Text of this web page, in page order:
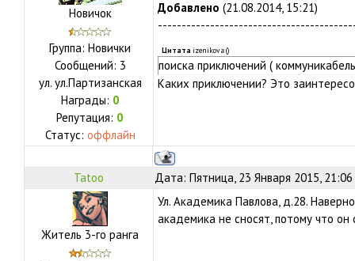
Новичок
Группа: Новички
Сообщений: 3
ул. ул.Партизанская
Награды: 0
Репутация: 0
Статус: оффлайн
Добавлено (21.08.2014, 15:21)
Цитата izenikova()
поиска приключений (
Каких приключении? Это
Tatoo Дата: Пятница, 23 Января 2015,
Житель 3-го ранга
Ул. Академика Павлова, д.28.
академика не сносят, потому что он